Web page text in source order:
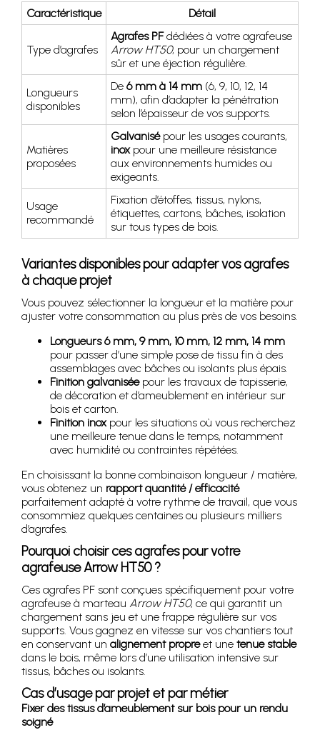
Caractéristique Détail
Type d’agrafes
Agrafes PFdédiées à votre agrafeuse
Arrow HT50, pour un chargement
sûr et une éjection régulière.
Longueurs
disponibles
De 6 mm à 14 mm (6, 9, 10, 12, 14
mm), afin d’adapter la pénétration
selon l’épaisseur de vos supports.
Matières
proposées
Galvanisépour les usages courants,
inoxpour une meilleure résistance
aux environnements humides ou
exigeants.
Usage
recommandé
Fixation d’étoffes, tissus, nylons,
étiquettes, cartons, bâches, isolation
sur tous types de bois.
Variantes disponibles pour adapter vos agrafes
à chaque projet
Vous pouvez sélectionner la longueur et la matière pour
ajuster votre consommation au plus près de vos besoins.
Longueurs 6 mm, 9 mm, 10 mm, 12 mm, 14 mm
pour passer d’une simple pose de tissu fin à des
assemblages avec bâches ou isolants plus épais.
Finition galvaniséepour les travaux de tapisserie,
de décoration et d’ameublement en intérieur sur
bois et carton.
Finition inoxpour les situations où vous recherchez
une meilleure tenue dans le temps, notamment
avec humidité ou contraintes répétées.
En choisissant la bonne combinaison longueur / matière,
vous obtenez un rapport quantité / efficacité
parfaitement adapté à votre rythme de travail, que vous
consommiez quelques centaines ou plusieurs milliers
d’agrafes.
Pourquoi choisir ces agrafes pour votre
agrafeuse Arrow HT50 ?
Ces agrafes PF sont conçues spécifiquement pour votre
agrafeuse à marteau Arrow HT50, ce qui garantit un
chargement sans jeu et une frappe régulière sur vos
supports. Vous gagnez en vitesse sur vos chantiers tout
en conservant un alignement propreet une tenue stable
dans le bois, même lors d’une utilisation intensive sur
tissus, bâches ou isolants.
Cas d’usage par projet et par métier
Fixer des tissus d’ameublement sur bois pour un rendu
soigné